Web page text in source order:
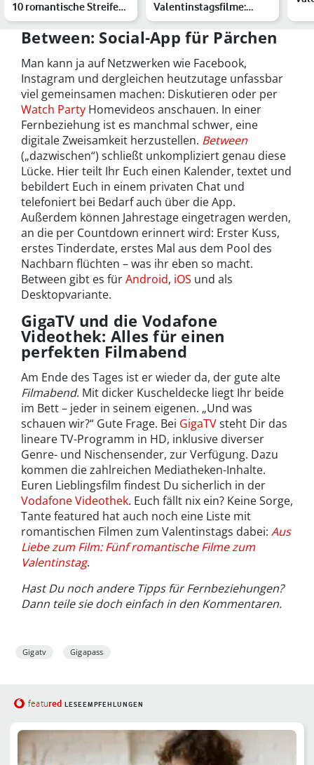
10 romantische Streifen
fürs Herz
Valentinstagsfilme:
Garantiert ohne
Herzschmerz
Between: Social-App für Pärchen
Man kann ja auf Netzwerken wie Facebook,
Instagram und dergleichen heutzutage unfassbar
viel gemeinsamen machen: Diskutieren oder per
Watch Party Homevideos anschauen. In einer
Fernbeziehung ist es manchmal schwer, eine
digitale Zweisamkeit herzustellen. Between
(„dazwischen“) schließt unkompliziert genau diese
Lücke. Hier teilt Ihr Euch einen Kalender, textet und
bebildert Euch in einem privaten Chat und
telefoniert bei Bedarf auch über die App.
Außerdem können Jahrestage eingetragen werden,
an die per Countdown erinnert wird: Erster Kuss,
erstes Tinderdate, erstes Mal aus dem Pool des
Nachbarn flüchten – was ihr eben so macht.
Between gibt es fürAndroid, iOS und als
Desktopvariante.
GigaTV und die Vodafone
Videothek: Alles für einen
perfekten Filmabend
Am Ende des Tages ist er wieder da, der gute alte
Filmabend. Mit dicker Kuscheldecke liegt Ihr beide
im Bett – jeder in seinem eigenen. „Und was
schauen wir?“ Gute Frage. Bei GigaTVsteht Dir das
lineare TV-Programm in HD, inklusive diverser
Genre- und Nischensender, zur Verfügung. Dazu
kommen die zahlreichen Mediatheken-Inhalte.
Euren Lieblingsfilm findest Du sicherlich in der
Vodafone Videothek. Euch fällt nix ein? Keine Sorge,
Tante featured hat auch noch eine Liste mit
romantischen Filmen zum Valentinstags dabei: Aus
Liebe zum Film: Fünf romantische Filme zum
Valentinstag.
Hast Du noch andere Tipps für Fernbeziehungen?
Dann teile sie doch einfach in den Kommentaren.
Gigatv Gigapass
featured LESEEMPFEHLUNGEN